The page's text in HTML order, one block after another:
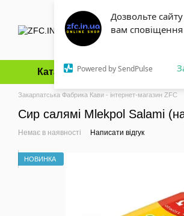
Дозвольте
вам
Powered by SendPulse
Перейти до основного контенту
Каталог Оплата і доставка
Закарпатська Фабрика Кави - інтернет-магазин ZFC
Сир салямі Mlekpol Salami
Немає в наявності Написати відгук
НОВИНКА